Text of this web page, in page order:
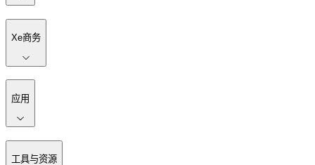
Xe商务
应用
工具与资源